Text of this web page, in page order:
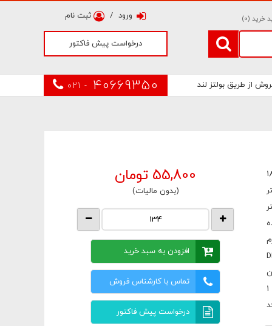
خرید (0
) ورود / ثبت نام
درخواست پیش فاکتور
از طریق بولتز لند 021 - 40669350
55,800 تومان
(بدون مالیات)
افزودن به سبد خرید
تماس با کارشناس فروش
درخواست پیش فاکتور